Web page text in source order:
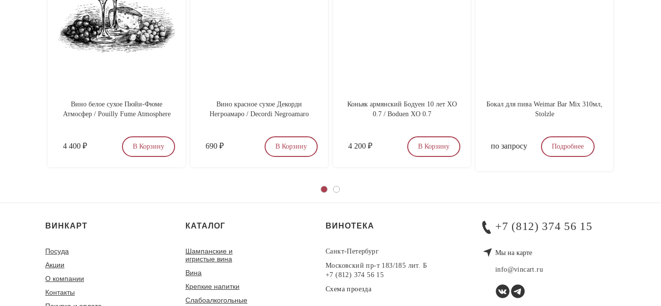
Вино белое сухое Пюйи-Фюме
Атмосфер / Pouilly Fume Atmosphere
4 400 ₽ В Корзину
Вино красное сухое Декорди
Негроамаро / Decordi Negroamaro
690 ₽ В Корзину
Коньяк армянский Бодуен 10 лет XO
0.7 / Boduen XO 0.7
4 200 ₽ В Корзину
Бокал для пива Weimar Bar Mix 310мл,
Stolzle
по запросу Подробнее
ВИНКАРТ
Посуда
Акции
О компании
Контакты
КАТАЛОГ
Шампанские и
игристые вина
Вина
Крепкие напитки
Слабоалкогольные
ВИНОТЕКА
Санкт-Петербург
Московский пр-т 183/185 лит. Б
+7 (812) 374 56 15
Схема проезда
+7 (812) 374 56 15
Мы на карте
info@vincart.ru